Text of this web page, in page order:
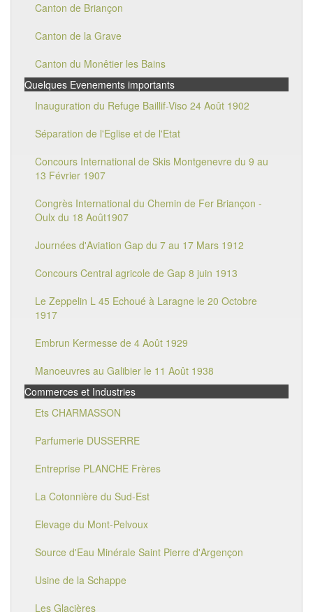
Canton de Briançon
Canton de la Grave
Canton du Monêtier les Bains
Quelques Evenements importants
Inauguration du Refuge Baillif-Viso 24 Août 1902
Séparation de l'Eglise et de l'Etat
Concours International de Skis Montgenevre du 9 au
13 Février 1907
Congrès International du Chemin de Fer Briançon -
Oulx du 18 Août1907
Journées d'Aviation Gap du 7 au 17 Mars 1912
Concours Central agricole de Gap 8 juin 1913
Le Zeppelin L 45 Echoué à Laragne le 20 Octobre
1917
Embrun Kermesse de 4 Août 1929
Manoeuvres au Galibier le 11 Août 1938
Commerces et Industries
Ets CHARMASSON
Parfumerie DUSSERRE
Entreprise PLANCHE Frères
La Cotonnière du Sud-Est
Elevage du Mont-Pelvoux
Source d'Eau Minérale Saint Pierre d'Argençon
Usine de la Schappe
Les Glacières